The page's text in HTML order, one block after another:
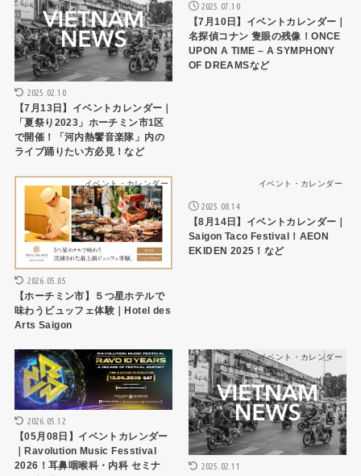
2025.02.10
【7月13日】イベントカレンダー｜
「夏祭り2023」ホーチミン市1区
で開催！「河内熱饗音楽隊」内の
ライブ踊りたい方必見！など
2025.07.10
【7月10日】イベントカレンダー｜
名探偵コナン 隻眼の残像！ONCE
UPON A TIME – A SYMPHONY
OF DREAMSなど
イベント・カレンダー
2026.05.05
【ホーチミン市】５つ星ホテルで
味わうビュッフェ体験｜Hotel des
Arts Saigon
イベント・カレンダー
2025.08.14
【8月14日】イベントカレンダー｜
Saigon Taco Festival！AEON
EKIDEN 2025！など
イベント・カレンダー
2026.05.12
【05月08日】イベントカレンダー
｜Ravolution Music Fesstival
2026！耳鼻咽喉科・内科 セミナ
イベント・カレンダー
2025.02.11